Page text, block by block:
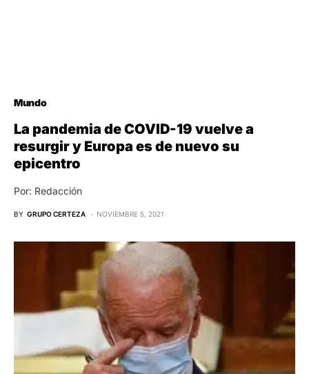
Mundo
La pandemia de COVID-19 vuelve a
resurgir y Europa es de nuevo su
epicentro
Por: Redacción
BY GRUPO CERTEZA NOVIEMBRE 5, 2021